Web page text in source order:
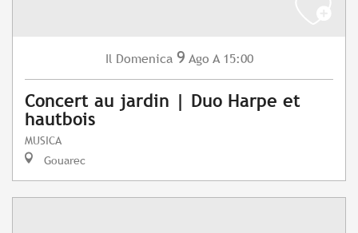
Il Domenica 9 Ago A 15:00
Concert au jardin | Duo Harpe et
hautbois
MUSICA
Gouarec